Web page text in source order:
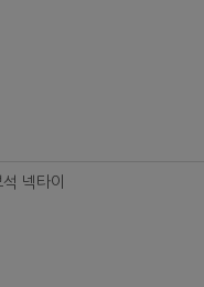
넥타이